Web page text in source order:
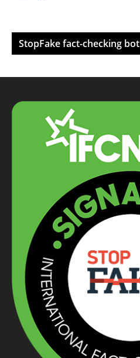
StopFake fact-checking bot